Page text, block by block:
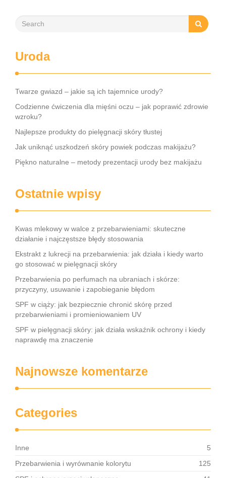
Uroda
Twarze gwiazd – jakie są ich tajemnice urody?
Codzienne ćwiczenia dla mięśni oczu – jak poprawić zdrowie
wzroku?
Najlepsze produkty do pielęgnacji skóry tłustej
Jak uniknąć uszkodzeń skóry powiek podczas makijażu?
Piękno naturalne – metody prezentacji urody bez makijażu
Ostatnie wpisy
Kwas mlekowy w walce z przebarwieniami: skuteczne
działanie i najczęstsze błędy stosowania
Ekstrakt z lukrecji na przebarwienia: jak działa i kiedy warto
go stosować w pielęgnacji skóry
Przebarwienia po perfumach na ubraniach i skórze:
przyczyny, usuwanie i zapobieganie błędom
SPF w ciąży: jak bezpiecznie chronić skórę przed
przebarwieniami i promieniowaniem UV
SPF w pielęgnacji skóry: jak działa wskaźnik ochrony i kiedy
naprawdę ma znaczenie
Najnowsze komentarze
Categories
Inne
5
Przebarwienia i wyrównanie kolorytu
125